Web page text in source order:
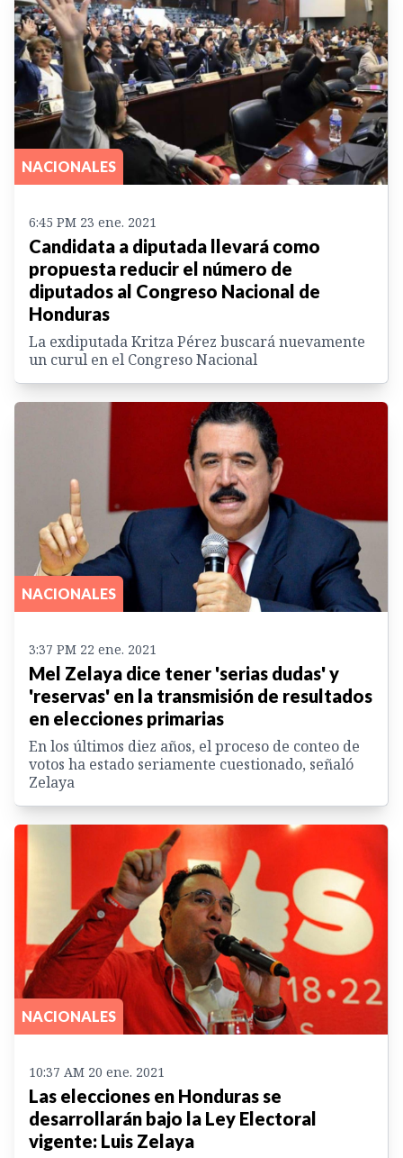
NACIONALES
6:45 PM 23 ene. 2021
Candidata a diputada llevará como
propuesta reducir el número de
diputados al Congreso Nacional de
Honduras
La exdiputada Kritza Pérez buscará nuevamente
un curul en el Congreso Nacional
NACIONALES
3:37 PM 22 ene. 2021
Mel Zelaya dice tener 'serias dudas' y
'reservas' en la transmisión de resultados
en elecciones primarias
En los últimos diez años, el proceso de conteo de
votos ha estado seriamente cuestionado, señaló
Zelaya
NACIONALES
10:37 AM 20 ene. 2021
Las elecciones en Honduras se
desarrollarán bajo la Ley Electoral
vigente: Luis Zelaya